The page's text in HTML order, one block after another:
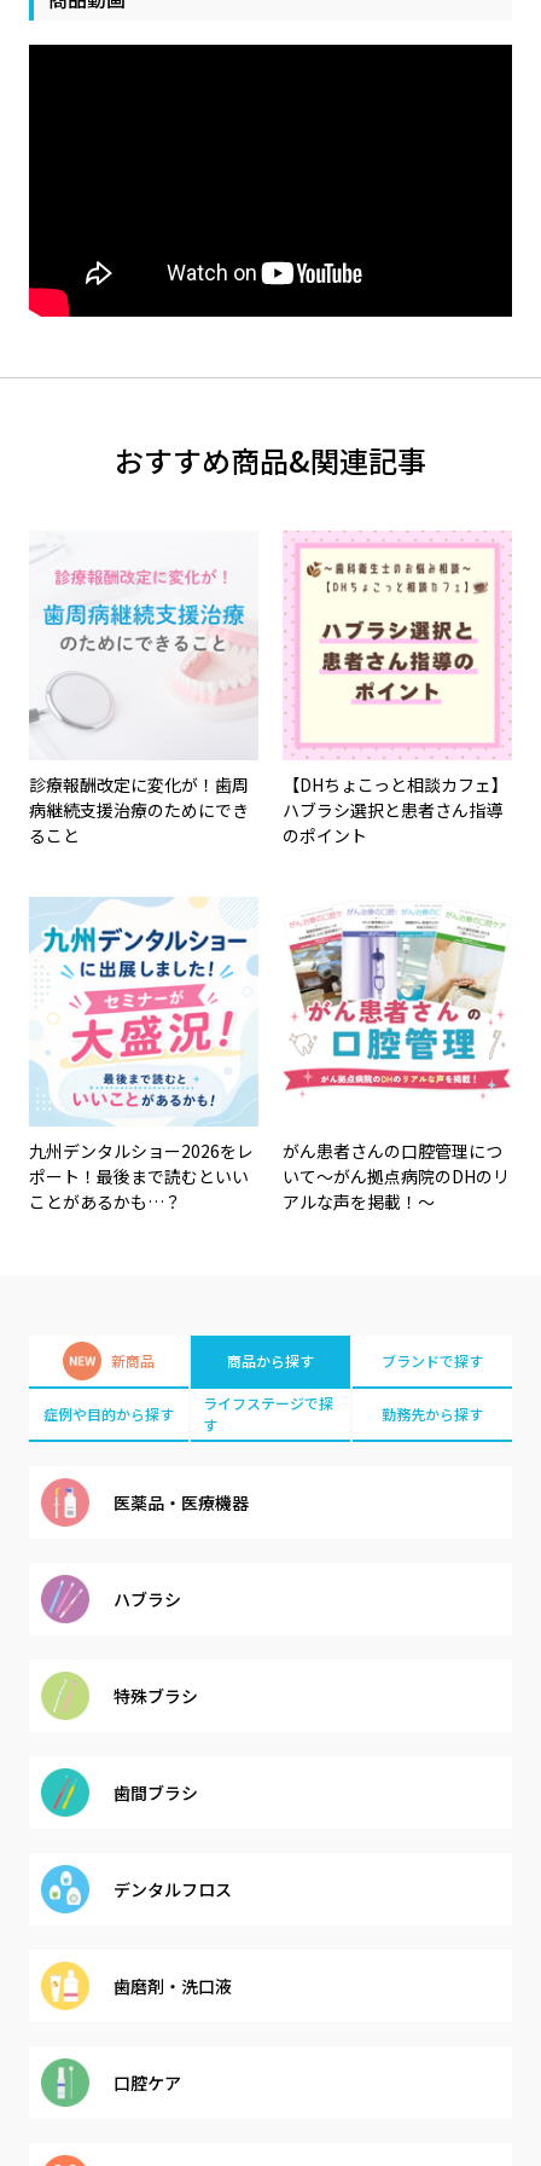
おすすめ商品&関連記事
診療報酬改定に変化が！歯周
病継続支援治療のためにでき
ること
【DHちょこっと相談カフェ】
ハブラシ選択と患者さん指導
のポイント
九州デンタルショー2026をレ
ポート！最後まで読むといい
ことがあるかも…？
がん患者さんの口腔管理につ
いて～がん拠点病院のDHのリ
アルな声を掲載！～
新商品 商品から探す ブランドで探す
症例や目的から探す
ライフステージで探
す
勤務先から探す
医薬品・ 医療機器
ハブラシ
特殊ブラシ
歯間ブラシ
デンタルフロス
歯磨剤・ 洗口液
口腔ケア